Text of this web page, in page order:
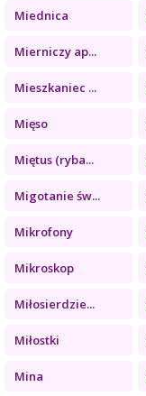
Miednica
Mierniczy ap...
Mieszkaniec ...
Mięso
Miętus (ryba...
Migotanie św...
Mikrofony
Mikroskop
Miłosierdzie...
Miłostki
Mina